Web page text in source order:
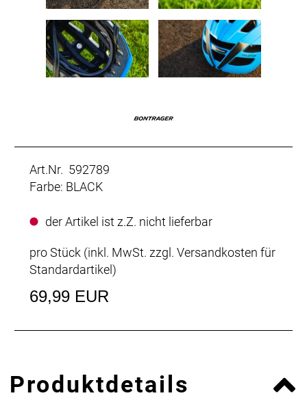
Art.Nr. 592789
Farbe: BLACK
der Artikel ist z.Z. nicht lieferbar
pro Stück (inkl. MwSt. zzgl. Versandkosten für
Standardartikel)
69,99 EUR
Produktdetails